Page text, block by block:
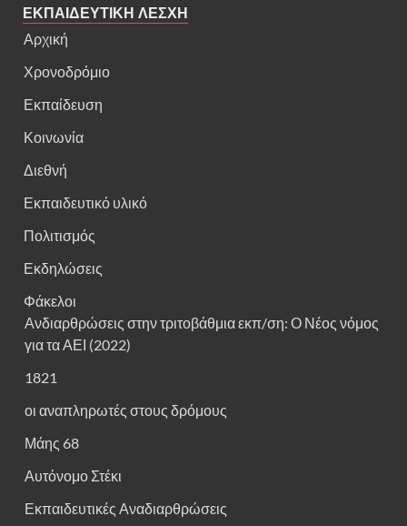
ΕΚΠΑΙΔΕΥΤΙΚΗ ΛΕΣΧΗ
Αρχική
Χρονοδρόμιο
Εκπαίδευση
Κοινωνία
Διεθνή
Εκπαιδευτικό υλικό
Πολιτισμός
Εκδηλώσεις
Φάκελοι
Ανδιαρθρώσεις στην τριτοβάθμια εκπ/ση: Ο Νέος νόμος
για τα ΑΕΙ (2022)
1821
οι αναπληρωτές στους δρόμους
Μάης 68
Αυτόνομο Στέκι
Εκπαιδευτικές Αναδιαρθρώσεις